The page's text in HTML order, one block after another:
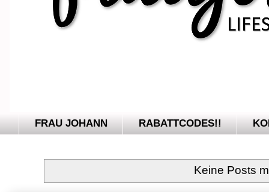
FRAU JOHANN RABATTCODES!!
Keine Posts